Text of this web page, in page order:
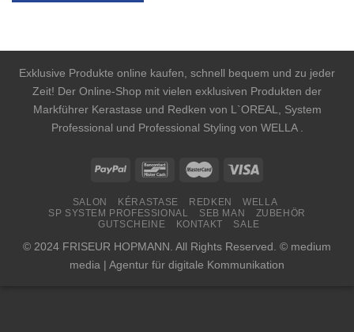
Exklusive Produkte online kaufen, schnell bequem und zu jeder
Zeit! Der Online-Shop mit vielen exklusiven Produkten der
Markführer Kerastase und Redken von L`OREAL, System
Professional und Professional Styling von WELLA .
SALON KÉRASTASE REDKEN
WELLA
SP SYSTEM PROFESSIONAL
SEB MAN
ZUBEHÖR
GUTSCHEINE
KONTAKT SALE
© 2024 FRISEUR HOPMANN. All Rights Reserved. © medium
media | Agentur für digitale Kommunikation